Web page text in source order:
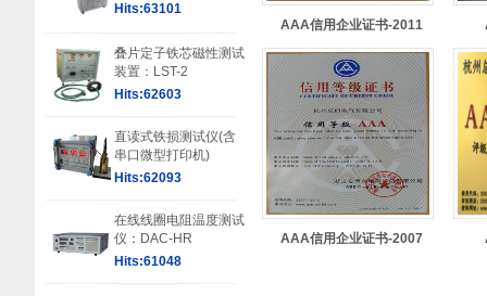
Hits:63101
叠片定子铁芯磁性测试
装置：LST-2
Hits:62603
直读式铁损测试仪(含
串口微型打印机)
Hits:62093
在线线圈电阻温度测试
仪：DAC-HR
Hits:61048
AAA信用企业证书-2011
AAA信用企业证书-2007